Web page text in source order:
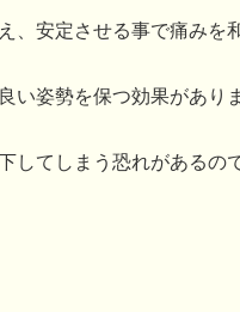
、安定させる事で痛みを
い姿勢を保つ効果があり
してしまう恐れがあるの